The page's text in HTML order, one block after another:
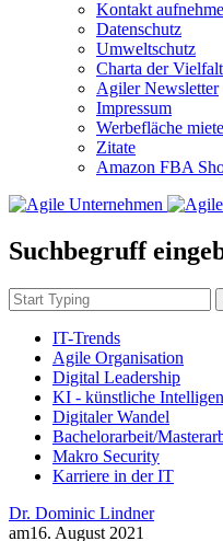
Kontakt
Datenschutz
Umweltschutz
Charta der Vielfalt
Agiler Newsletter
Impressum
Werbefläche
Zitate
Amazon FBA
Suchbegruff
IT-Trends
Agile Organisation
Digital Leadership
KI - künstliche
Digitaler Wandel
Bachelorarbeit/
Makro Security
Karriere in der IT
Dr. Dominic Lindner
am16. August 2021